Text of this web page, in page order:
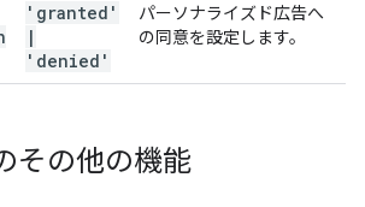
'granted'
|
'denied'
パーソナライズド広告へ
の同意を設定します。
その他の機能